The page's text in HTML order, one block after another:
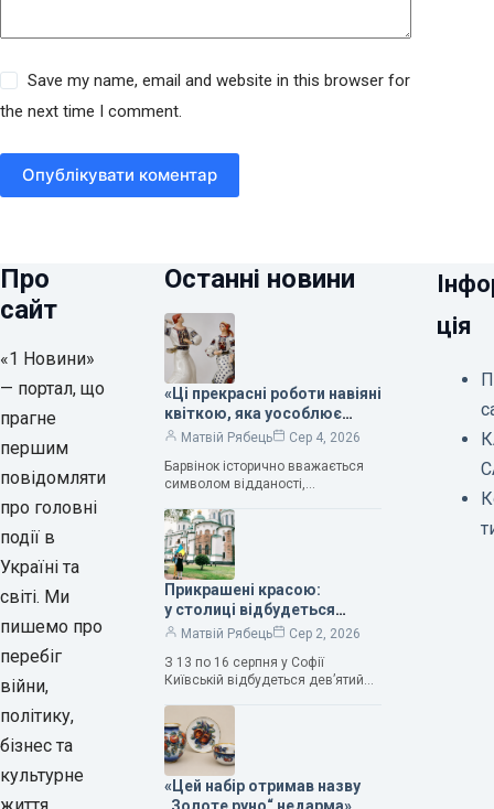
Save my name, email and website in this browser for
the next time I comment.
Опублікувати коментар
Про
сайт
«1 Новини»
— портал, що
прагне
першим
повідомляти
про головні
події в
Україні та
світі. Ми
пишемо про
перебіг
війни,
політику,
бізнес та
культурне
Останні новини
«Ці прекрасні роботи навіяні
квіткою, яка уособлює
нескінченне кохання», —
Людмила Карпінська-
Романюк
Матвій Рябець
Сер 4, 2026
Барвінок історично вважається
символом відданості,
та тривалого подружнього союзу.
Саме тому ця рослина надихала і
продовжує надихати митців на
Прикрашені красою:
у столиці відбудеться
дев’ятий фестиваль
Матвій Рябець
Сер 2, 2026
З 13 по 16 серпня у Софії
Київській відбудеться дев’ятий
мистецтв Bouquet Kyiv Stage. Ця
подія традиційно…
«Цей набір отримав назву
ція